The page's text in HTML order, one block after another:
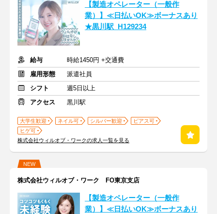
【製造オペレーター（一般作
業）】≪日払いOK≫ボーナスあり
★黒川駅_H129234
給与
時給1450円 +交通費
雇用形態
派遣社員
シフト
週5日以上
アクセス
黒川駅
大学生歓迎 ネイル可 シルバー歓迎
ピアス可
ヒゲ可
株式会社ウィルオブ・ワークの求人一覧を見る
NEW
株式会社ウィルオブ・ワーク FO東京支店
【製造オペレーター（一般作
業）】≪日払いOK≫ボーナスあり